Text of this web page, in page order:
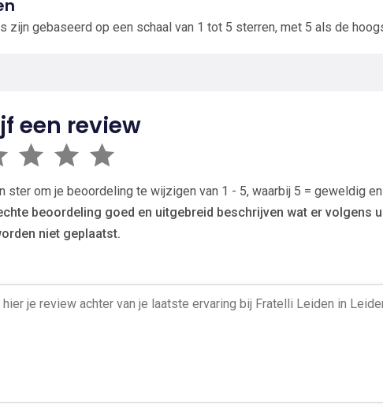
zijn gebaseerd op een schaal van 1 tot 5 sterren, met 5 als de
een review
ster om je beoordeling te wijzigen van 1 - 5, waarbij 5 = geweldig
beoordeling goed en uitgebreid beschrijven wat er volgens
niet geplaatst.